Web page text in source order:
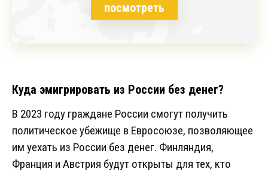
посмотреть
Куда эмигрировать из России без денег?
В 2023 году граждане России смогут получить
политическое убежище в Евросоюзе, позволяющее
им уехать из России без денег. Финляндия,
Франция и Австрия будут открыты для тех, кто